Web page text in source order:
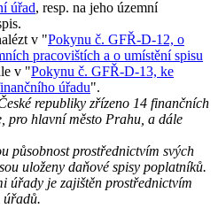
úřad, resp. na jeho územní
v "Pokynu č. GFŘ-D-12, o
pracovištích a o umístění spisu
v "Pokynu č. GFŘ-D-13, ke
úřadu".
republiky zřízeno 14 finančních
pro hlavní město Prahu, a dále
působnost prostřednictvím svých
uloženy daňové spisy poplatníků.
úřady je zajištěn prostřednictvím
úřadů.